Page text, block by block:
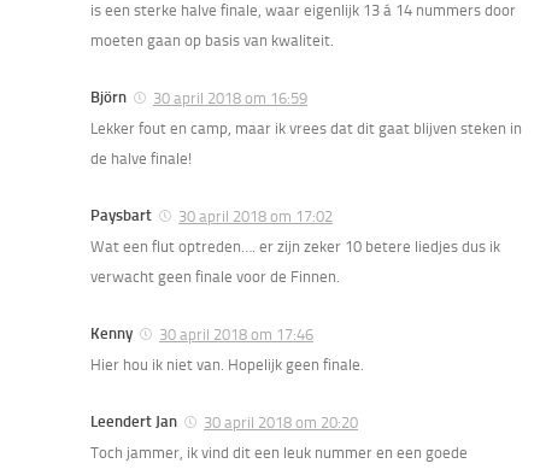
is een sterke halve finale, waar eigenlijk 13 á 14 nummers door
moeten gaan op basis van kwaliteit.
Björn
30 april 2018 om 16:59
Lekker fout en camp, maar ik vrees dat dit gaat blijven steken in
de halve finale!
Paysbart
30 april 2018 om 17:02
Wat een flut optreden…. er zijn zeker 10 betere liedjes dus ik
verwacht geen finale voor de Finnen.
Kenny
30 april 2018 om 17:46
Hier hou ik niet van. Hopelijk geen finale.
Leendert Jan
30 april 2018 om 20:20
Toch jammer, ik vind dit een leuk nummer en een goede